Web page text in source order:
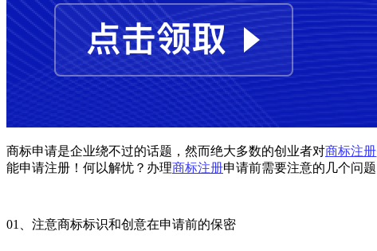
商标申请是企业绕不过的话题，然而绝大多数的创业者对商标注册
能申请注册！何以解忧？办理商标注册申请前需要注意的几个问题
01、注意商标标识和创意在申请前的保密